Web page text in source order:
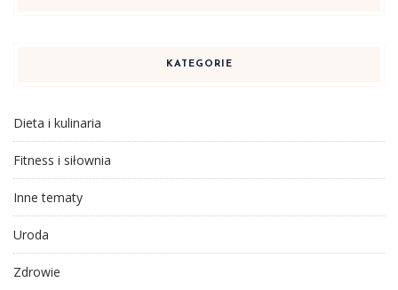
KATEGORIE
Dieta i kulinaria
Fitness i siłownia
Inne tematy
Uroda
Zdrowie